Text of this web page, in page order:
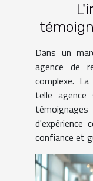
Dans un
agence de
complexe.
telle
confiance et